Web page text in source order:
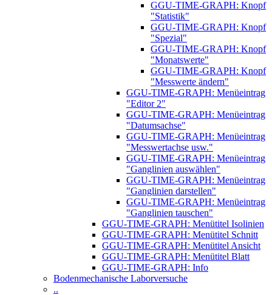
GGU-TIME-GRAPH: Knopf
"Statistik"
GGU-TIME-GRAPH: Knopf
"Spezial"
GGU-TIME-GRAPH: Knopf
"Monatswerte"
GGU-TIME-GRAPH: Knopf
"Messwerte ändern"
GGU-TIME-GRAPH: Menüeintrag
"Editor 2"
GGU-TIME-GRAPH: Menüeintrag
"Datumsachse"
GGU-TIME-GRAPH: Menüeintrag
"Messwertachse usw."
GGU-TIME-GRAPH: Menüeintrag
"Ganglinien auswählen"
GGU-TIME-GRAPH: Menüeintrag
"Ganglinien darstellen"
GGU-TIME-GRAPH: Menüeintrag
"Ganglinien tauschen"
GGU-TIME-GRAPH: Menütitel Isolinien
GGU-TIME-GRAPH: Menütitel Schnitt
GGU-TIME-GRAPH: Menütitel Ansicht
GGU-TIME-GRAPH: Menütitel Blatt
GGU-TIME-GRAPH: Info
Bodenmechanische Laborversuche
..